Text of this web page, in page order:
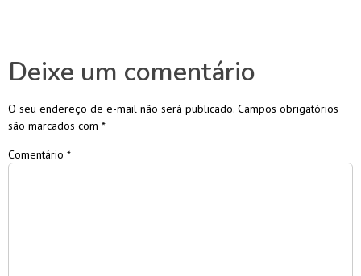
Deixe um comentário
O seu endereço de e-mail não será publicado. Campos obrigatórios
são marcados com *
Comentário *